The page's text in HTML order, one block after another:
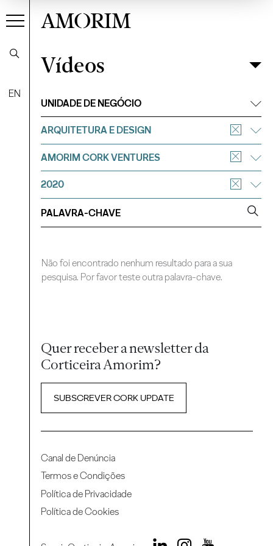
EN
AMORIM
VídeosFiltrar
Vídeos
UNIDADE DE NEGÓCIO
ARQUITETURA E DESIGN
AMORIM CORK VENTURES
2020
Não foi encontrado nenhum resultado para a sua
pesquisa. Por favor teste outra palavra-chave.
Quer receber a newsletter da
Corticeira Amorim?
SUBSCREVER CORK UPDATE
Canal de Denúncia
Termos e Condições
Política de Privacidade
Política de Cookies